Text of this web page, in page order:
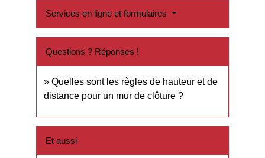
Services en ligne et formulaires
Questions ? Réponses !
Quelles sont les règles de hauteur et de
distance pour un mur de clôture ?
Et aussi